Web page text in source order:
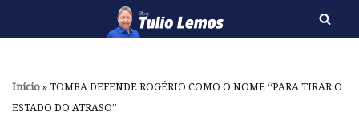
o
conteúdo
Início»TOMBA DEFENDE ROGÉRIO COMO O NOME “PARA TIRAR O
ESTADO DO ATRASO”